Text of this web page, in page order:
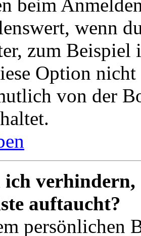
beim
wenn
zum Beispiel
Option
von der
verhindern,
auftaucht?
persönlichen